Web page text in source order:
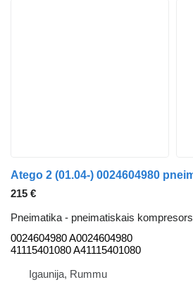
215 €
Pneimatika - pneimatiskais kompresors
0024604980 A0024604980
41115401080 A41115401080
Igaunija, Rummu